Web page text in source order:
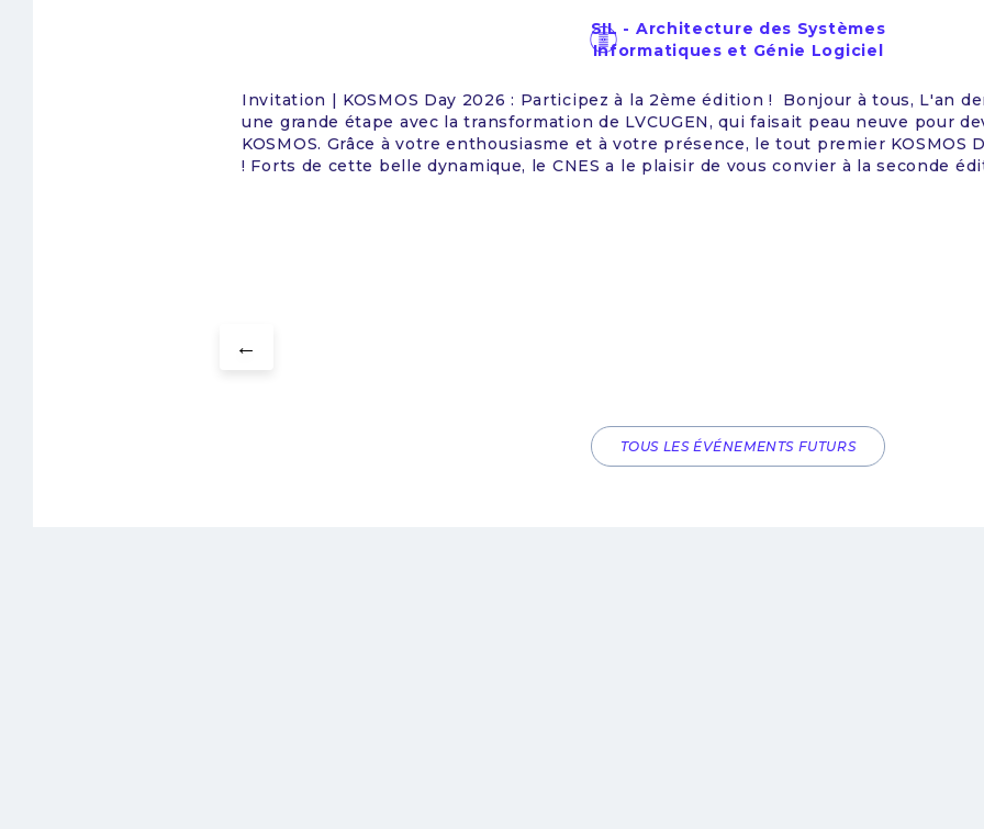
SIL - Architecture des Systèmes
Nous avons le plaisir de vous inviter pour une 3ème journée de la Communauté
Sud-Ouest ObjectifRassembler une communauté d'architectes d'entreprise de la
d’expérience concrets et de débats.Programme envisagé09 h 00 – 09 h 30 : Accueil
←
TOUS LES ÉVÉNEMENTS FUTURS